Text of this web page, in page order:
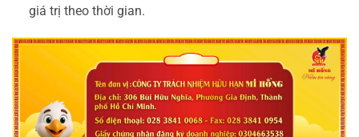
giá trị theo thời gian.